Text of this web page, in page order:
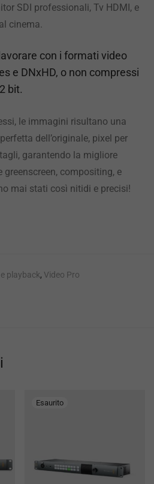
SDI professionali, Tv HDMI, e
cinema.
con i formati video
e DNxHD, o non compressi
bit.
le immagini risultano una
dell’originale, pixel per
garantendo la migliore
compositing, e
mai stati così nitidi e precisi!
playback, Video Pro